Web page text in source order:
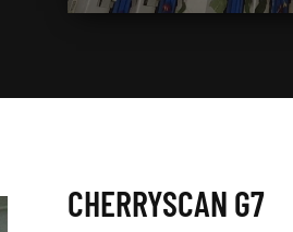
CHERRYSCAN G7